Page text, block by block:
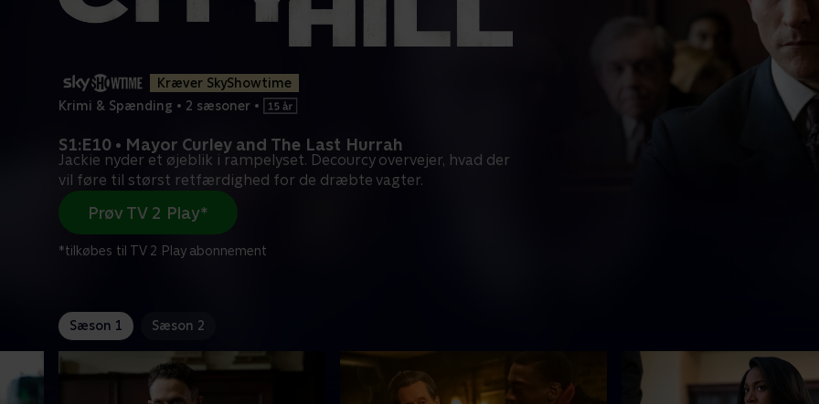
Kræver SkyShowtime
Krimi & Spænding • 2 sæsoner •
S1:E10 • Mayor Curley and The Last Hurrah
Jackie nyder et øjeblik i rampelyset. Decourcy overvejer, hvad der
vil føre til størst retfærdighed for de dræbte vagter.
Prøv TV 2 Play*
*tilkøbes til TV 2 Play abonnement
Sæson 1 Sæson 2